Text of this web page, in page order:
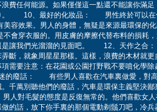
任何能源。如果僅僅這一點還不能讓你滿足
巾。 10、最好的化妝品： 男性終於可以在
容效果。男人的身體，無疑是來源最環保的
穿衣服的。用皮膚的摩擦代替布料的損耗，
還是讓我們光溜溜的見面吧。 12、天作之
斷，就象周星星那樣。這樣，浪費的木材就更
需要注意：在花園或公園打野戰不要噴化學除
的廢話： 有些男人喜歡在汽車裏做愛，對
千萬別聽他們的廢話，汽車是環保主義堅決鄙
對毛髮的態度是反復無常的。他們喜歡女人
的話，放下你手裏的那個電動剃鬚刀吧，冷兵